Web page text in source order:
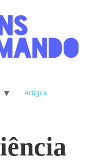
Artigos